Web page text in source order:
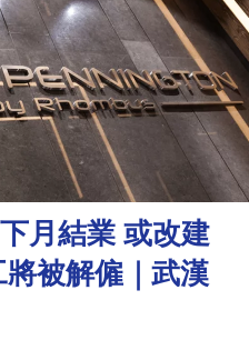
月結業 或改建
被解僱｜武漢